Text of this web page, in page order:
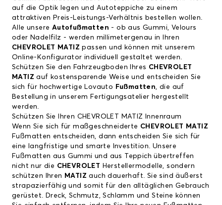
auf die Optik legen und Autoteppiche zu einem
attraktiven Preis-Leistungs-Verhältnis bestellen wollen.
Alle unsere Autofußmatten - ob aus Gummi, Velours
oder Nadelfilz - werden millimetergenau in Ihren
CHEVROLET MATIZpassen und können mit unserem
Online-Konfigurator individuell gestaltet werden.
Schützen Sie den Fahrzeugboden Ihres CHEVROLET
MATIZauf kostensparende Weise und entscheiden Sie
sich für hochwertige Lovauto Fußmatten, die auf
Bestellung in unserem Fertigungsatelier hergestellt
werden.
Schützen Sie Ihren CHEVROLET MATIZ Innenraum
Wenn Sie sich für maßgeschneiderte CHEVROLET MATIZ
Fußmatten entscheiden, dann entscheiden Sie sich für
eine langfristige und smarte Investition. Unsere
Fußmatten aus Gummi und aus Teppich übertreffen
nicht nur die CHEVROLET Herstellermodelle, sondern
schützen Ihren MATIZauch dauerhaft. Sie sind äußerst
strapazierfähig und somit für den alltäglichen Gebrauch
gerüstet. Dreck, Schmutz, Schlamm und Steine können